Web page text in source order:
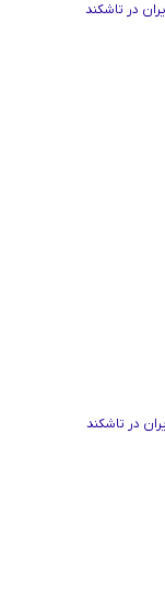
در تاشکند
در تاشکند